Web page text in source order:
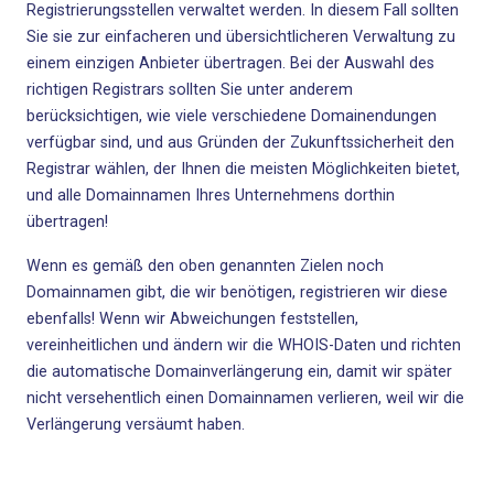
Registrierungsstellen verwaltet werden. In diesem Fall sollten
Sie sie zur einfacheren und übersichtlicheren Verwaltung zu
einem einzigen Anbieter übertragen. Bei der Auswahl des
richtigen Registrars sollten Sie unter anderem
berücksichtigen, wie viele verschiedene Domainendungen
verfügbar sind, und aus Gründen der Zukunftssicherheit den
Registrar wählen, der Ihnen die meisten Möglichkeiten bietet,
und alle Domainnamen Ihres Unternehmens dorthin
übertragen!
Wenn es gemäß den oben genannten Zielen noch
Domainnamen gibt, die wir benötigen, registrieren wir diese
ebenfalls! Wenn wir Abweichungen feststellen,
vereinheitlichen und ändern wir die WHOIS-Daten und richten
die automatische Domainverlängerung ein, damit wir später
nicht versehentlich einen Domainnamen verlieren, weil wir die
Verlängerung versäumt haben.